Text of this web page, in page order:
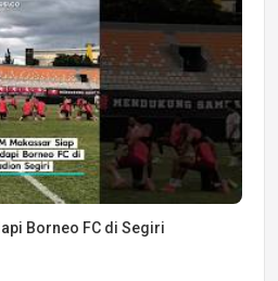
Borneo FC di Segiri